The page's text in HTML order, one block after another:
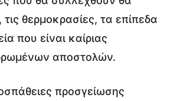
θερμοκρασίες, τα επίπεδα
που είναι καίριας
αποστολών.
προσγείωσης